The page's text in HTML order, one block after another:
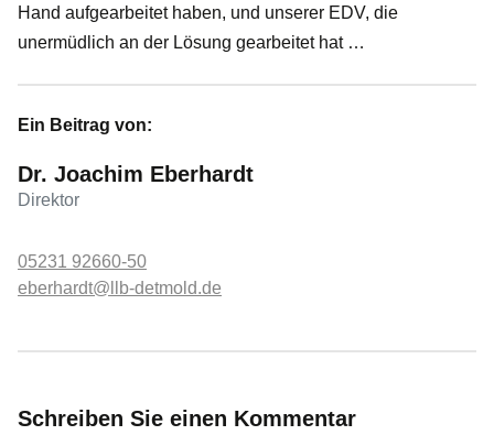
Hand aufgearbeitet haben, und unserer EDV, die
unermüdlich an der Lösung gearbeitet hat …
Ein Beitrag von:
Dr. Joachim Eberhardt
Direktor
05231 92660-50
eberhardt@llb-detmold.de
Schreiben Sie einen Kommentar